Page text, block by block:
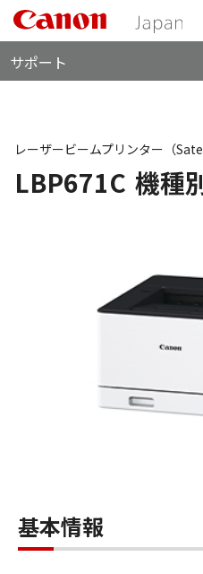
サポート
LBP671C 機種
レーザービームプリンター（
基本情報